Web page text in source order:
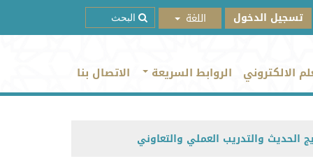
تسجيل الدخول
الالكتروني الروابط السريعة الاتصال بنا
الحديث والتدريب العملي والتعاوني